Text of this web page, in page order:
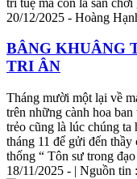
20/12/2025 - Hoàng
BÂNG KHUÂNG
TRI ÂN
Tháng mười một lại về
trên những cành hoa
trẻo cũng là lúc chúng
tháng 11 để gửi đến thầy
thống “ Tôn sư trong
18/11/2025 - | Nguồn tin